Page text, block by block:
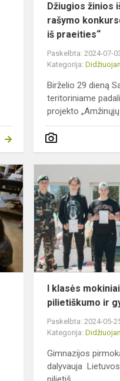
Džiugios žinios
rašymo
iš praeities“
Paskelbta: 2024-07-
Kategorija:
Birželio 29 dieną
teritoriniame
projekto
Laureatai
edukacinėje
stovykloje
„Tekstilė
animacijoje
I klasės
pilietiškumo ir
Paskelbta: 2024-05-
Kategorija:
Gimnazijos
dalyvauja